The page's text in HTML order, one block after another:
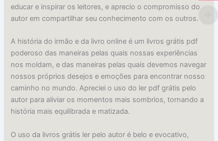
educar e inspirar os leitores, e aprecio o compromisso do
autor em compartilhar seu conhecimento com os outros.
A história do irmão e da livro online é um livros grátis pdf
poderoso das maneiras pelas quais nossas experiências
nos moldam, e das maneiras pelas quais devemos navegar
nossos próprios desejos e emoções para encontrar nosso
caminho no mundo. Apreciei o uso do ler pdf grátis pelo
autor para aliviar os momentos mais sombrios, tornando a
história mais equilibrada e matizada.
O uso da livros grátis ler pelo autor é belo e evocativo,